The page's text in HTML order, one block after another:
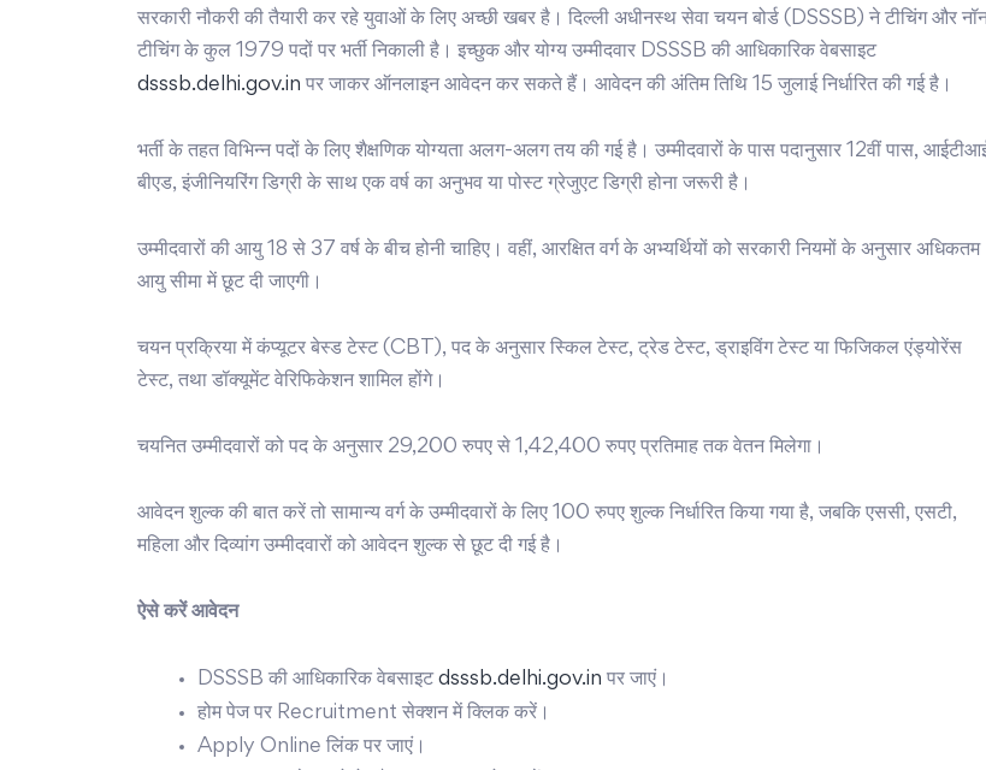
सरकारी नौकरी की तैयारी कर रहे युवाओं के लिए अच्छी खबर है। दिल्ली अधीनस्थ सेवा चयन बोर्ड (DSSSB) ने टीचिंग और
टीचिंग के कुल 1979 पदों पर भर्ती निकाली है। इच्छुक और योग्य उम्मीदवार DSSSB की आधिकारिक वेबसाइट
dsssb.delhi.gov.in पर जाकर ऑनलाइन आवेदन कर सकते हैं। आवेदन की अंतिम तिथि 15 जुलाई निर्धारित की गई है।
भर्ती के तहत विभिन्न पदों के लिए शैक्षणिक योग्यता अलग-अलग तय की गई है। उम्मीदवारों के पास पदानुसार 12वीं पास,
बीएड, इंजीनियरिंग डिग्री के साथ एक वर्ष का अनुभव या पोस्ट ग्रेजुएट डिग्री होना जरूरी है।
उम्मीदवारों की आयु 18 से 37 वर्ष के बीच होनी चाहिए। वहीं, आरक्षित वर्ग के अभ्यर्थियों को सरकारी नियमों के अनुसार अधिकतम
आयु सीमा में छूट दी जाएगी।
चयन प्रक्रिया में कंप्यूटर बेस्ड टेस्ट (CBT), पद के अनुसार स्किल टेस्ट, ट्रेड टेस्ट, ड्राइविंग टेस्ट या फिजिकल एंड्योरेंस
टेस्ट, तथा डॉक्यूमेंट वेरिफिकेशन शामिल होंगे।
चयनित उम्मीदवारों को पद के अनुसार 29,200 रुपए से 1,42,400 रुपए प्रतिमाह तक वेतन मिलेगा।
आवेदन शुल्क की बात करें तो सामान्य वर्ग के उम्मीदवारों के लिए 100 रुपए शुल्क निर्धारित किया गया है, जबकि एससी, एसटी,
महिला और दिव्यांग उम्मीदवारों को आवेदन शुल्क से छूट दी गई है।
ऐसे करें आवेदन
DSSSB की आधिकारिक वेबसाइटdsssb.delhi.gov.in पर जाएं।
होम पेज पर Recruitment सेक्शन में क्लिक करें।
Apply Online लिंक पर जाएं।